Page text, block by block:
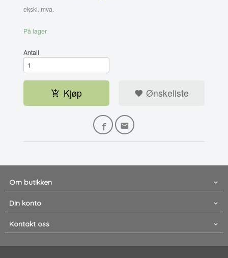
ekskl. mva.
På lager
Antall
Kjøp Ønskeliste
Om butikken
Din konto
Kontakt oss